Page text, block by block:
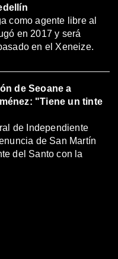
como agente libre al
en 2017 y será
en el Xeneize.
de Seoane a
"Tiene un tinte
de Independiente
de San Martín
del Santo con la